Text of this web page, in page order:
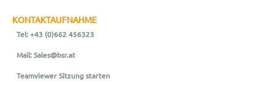
KONTAKTAUFNAHME
Tel: +43 (0)662 456323
Mail: Sales@bsr.at
Teamviewer Sitzung starten